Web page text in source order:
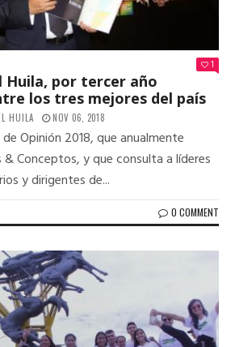
1
Huila, por tercer año
los tres mejores del país
HUILA NOV 06, 2018
Opinión 2018, que anualmente
& Conceptos, y que consulta a líderes
y dirigentes de...
0 COMMENT